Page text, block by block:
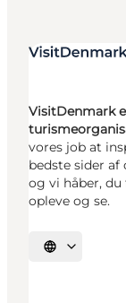
VisitDenmark
vores job at
bedste sider af
og vi håber,
opleve og se.
Vælg sprog